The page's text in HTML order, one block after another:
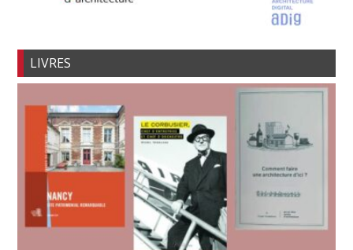
LIVRES